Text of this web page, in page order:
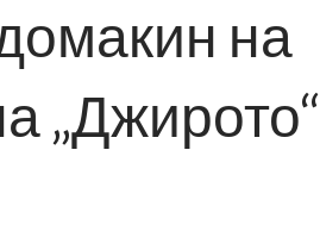
на
„Джирото“